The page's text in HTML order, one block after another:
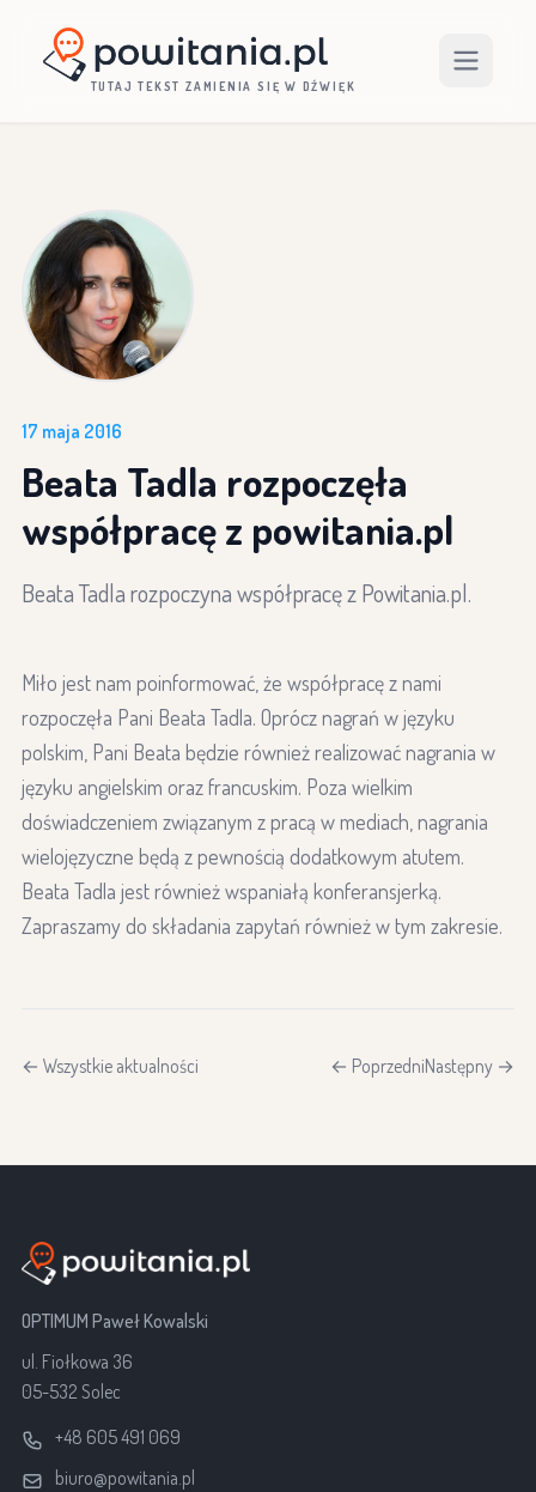
TUTAJ TEKST ZAMIENIA SIĘ W DŹWIĘK
17 maja 2016
Beata Tadla rozpoczęła
współpracę z powitania.pl
Beata Tadla rozpoczyna współpracę z Powitania.pl.
Miło jest nam poinformować, że współpracę z nami
rozpoczęła Pani Beata Tadla. Oprócz nagrań w języku
polskim, Pani Beata będzie również realizować nagrania w
języku angielskim oraz francuskim. Poza wielkim
doświadczeniem związanym z pracą w mediach, nagrania
wielojęzyczne będą z pewnością dodatkowym atutem.
Beata Tadla jest również wspaniałą konferansjerką.
Zapraszamy do składania zapytań również w tym zakresie.
← Wszystkie aktualności ← PoprzedniNastępny →
OPTIMUM Paweł Kowalski
ul. Fiołkowa 36
05-532 Solec
+48 605 491 069
biuro@powitania.pl